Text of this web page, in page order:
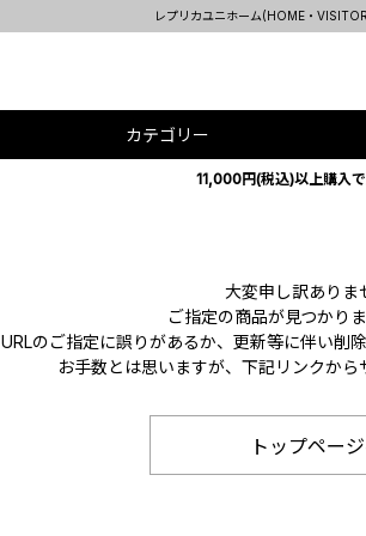
レプリカユニホーム(HOME・
カテゴリー
11,000円(税込)以上購入で
大変申し訳ありま
ご指定の商品が見つかり
URLのご指定に誤りがあるか、更新等に伴い削
お手数とは思いますが、下記リンクから
トップペー